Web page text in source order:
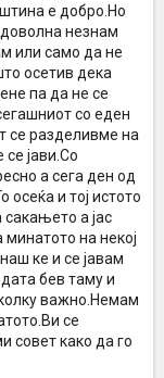
е добро.Но
незнам
или само да не
осетив дека
па да не се
со еден
се разделивме на
се јави.Со
а сега ден од
и тој истото
а јас
на некој
ке и се јавам
бев таму и
важно.Немам
се
совет како да го